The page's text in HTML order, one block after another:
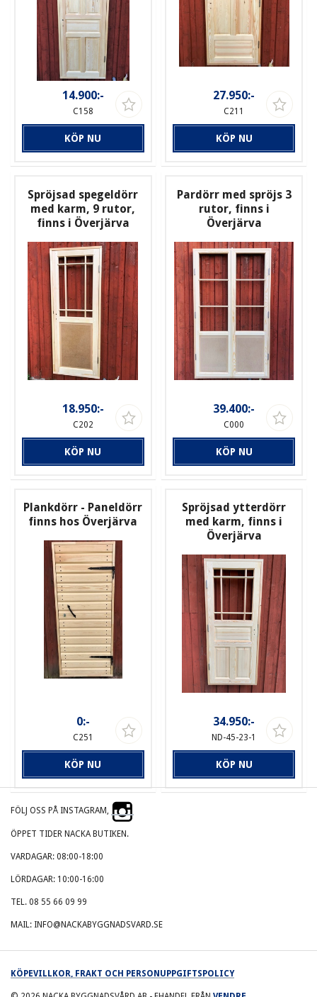
14.900:-
C158
KÖP NU
27.950:-
C211
KÖP NU
Spröjsad spegeldörr
med karm, 9 rutor,
finns i Överjärva
18.950:-
C202
KÖP NU
Pardörr med spröjs 3
rutor, finns i
Överjärva
39.400:-
C000
KÖP NU
Plankdörr - Paneldörr
finns hos Överjärva
0:-
C251
KÖP NU
Spröjsad ytterdörr
med karm, finns i
Överjärva
34.950:-
ND-45-23-1
KÖP NU
FÖLJ OSS PÅ INSTAGRAM,
ÖPPET TIDER NACKA BUTIKEN.
VARDAGAR: 08:00-18:00
LÖRDAGAR: 10:00-16:00
TEL. 08 55 66 09 99
MAIL: INFO@NACKABYGGNADSVARD.SE
KÖPEVILLKOR, FRAKT OCH PERSONUPPGIFTSPOLICY